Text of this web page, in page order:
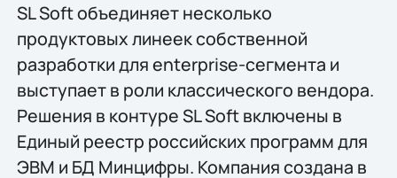
SL Soft объединяет несколько
продуктовых линеек собственной
разработки для enterprise-сегмента и
выступает в роли классического вендора.
Решения в контуре SL Soft включены в
Единый реестр российских программ для
ЭВМ и БД Минцифры. Компания создана в